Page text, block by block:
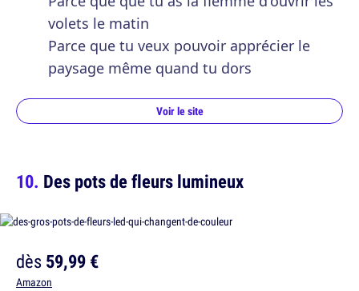
volets le matin
Parce que tu veux pouvoir apprécier le
paysage même quand tu dors
Voir le site
Des pots de fleurs lumineux
dès59,99 €
Amazon